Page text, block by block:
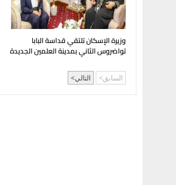
وزيرة الإسكان تلتقي قداسة البابا
تواضروس الثاني بمدينة العلمين الجديدة
السابق التالي